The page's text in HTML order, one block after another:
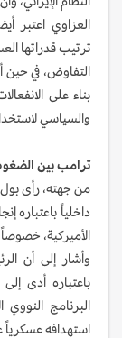
العزاوي اعتبر
ترتيب قدراتها
التفاوض، في حين
بناء على
والسياسي
ترامب بين
من جهته، رأى
داخلياً باعتباره
الأميركية،
وأشار إلى أن
باعتباره أدى
البرنامج النووي
استهدافه عسكرياً